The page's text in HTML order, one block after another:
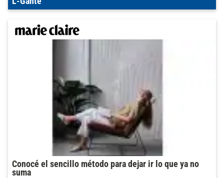
Conocé el sencillo método para dejar ir lo que ya no
suma